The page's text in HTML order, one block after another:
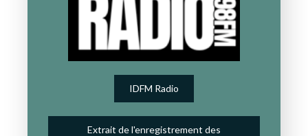
IDFM Radio
Extrait de l'enregistrement des